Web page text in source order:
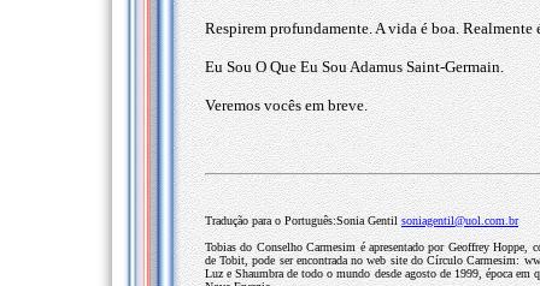
Respirem profundamente. A vida é boa. Realmente
Eu Sou O Que Eu Sou Adamus Saint-Germain.
Veremos vocês em breve.
Tradução para o Português:Sonia Gentilsoniagentil@uol.com.br
Tobias do Conselho Carmesim é apresentado por Geoffrey
de Tobit, pode ser encontrada no web site do Círculo Carmesim:
Luz e Shaumbra de todo o mundo desde agosto de 1999, época em